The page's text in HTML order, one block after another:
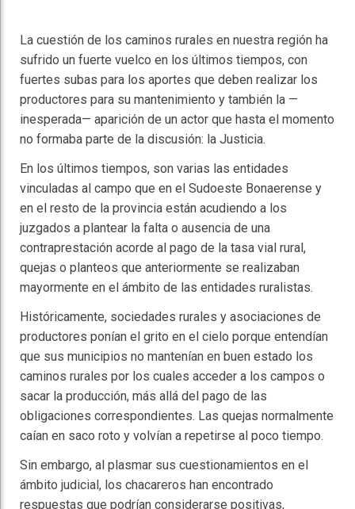
La cuestión de los caminos rurales en nuestra región ha
sufrido un fuerte vuelco en los últimos tiempos, con
fuertes subas para los aportes que deben realizar los
productores para su mantenimiento y también la —
inesperada— aparición de un actor que hasta el momento
no formaba parte de la discusión: la Justicia.
En los últimos tiempos, son varias las entidades
vinculadas al campo que en el Sudoeste Bonaerense y
en el resto de la provincia están acudiendo a los
juzgados a plantear la falta o ausencia de una
contraprestación acorde al pago de la tasa vial rural,
quejas o planteos que anteriormente se realizaban
mayormente en el ámbito de las entidades ruralistas.
Históricamente, sociedades rurales y asociaciones de
productores ponían el grito en el cielo porque entendían
que sus municipios no mantenían en buen estado los
caminos rurales por los cuales acceder a los campos o
sacar la producción, más allá del pago de las
obligaciones correspondientes. Las quejas normalmente
caían en saco roto y volvían a repetirse al poco tiempo.
Sin embargo, al plasmar sus cuestionamientos en el
ámbito judicial, los chacareros han encontrado
respuestas que podrían considerarse positivas,